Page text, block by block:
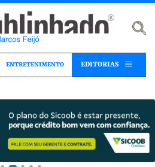
ENTRETENIMENTO EDITORIAS